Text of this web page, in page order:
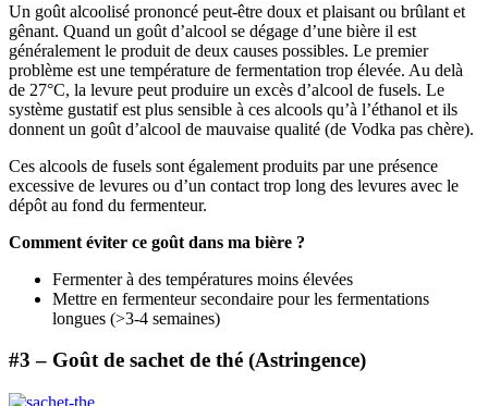
Un goût alcoolisé prononcé peut-être doux et plaisant ou brûlant et
gênant. Quand un goût d’alcool se dégage d’une bière il est
généralement le produit de deux causes possibles. Le premier
problème est une température de fermentation trop élevée. Au delà
de 27°C, la levure peut produire un excès d’alcool de fusels. Le
système gustatif est plus sensible à ces alcools qu’à l’éthanol et ils
donnent un goût d’alcool de mauvaise qualité (de Vodka pas chère).
Ces alcools de fusels sont également produits par une présence
excessive de levures ou d’un contact trop long des levures avec le
dépôt au fond du fermenteur.
Comment éviter ce goût dans ma bière ?
Fermenter à des températures moins élevées
Mettre en fermenteur secondaire pour les fermentations
longues (>3-4 semaines)
#3 – Goût de sachet de thé (Astringence)